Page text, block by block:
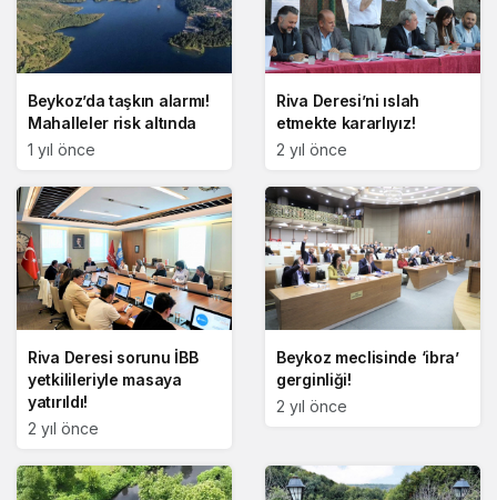
Beykoz’da taşkın alarmı!
Mahalleler risk altında
1 yıl önce
Riva Deresi’ni ıslah
etmekte kararlıyız!
2 yıl önce
Riva Deresi sorunu İBB
yetkilileriyle masaya
yatırıldı!
2 yıl önce
Beykoz meclisinde ‘ibra’
gerginliği!
2 yıl önce